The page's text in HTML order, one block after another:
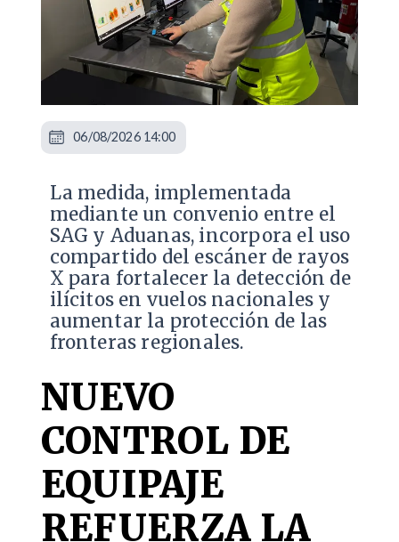
La medida, implementada
mediante un convenio entre el
SAG y Aduanas, incorpora el uso
compartido del escáner de rayos
X para fortalecer la detección de
ilícitos en vuelos nacionales y
aumentar la protección de las
fronteras regionales.
NUEVO
CONTROL DE
EQUIPAJE
REFUERZA LA
06/08/2026 14:00